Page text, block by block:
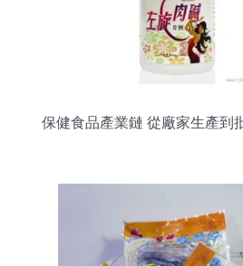
保健食品產業鏈 從廠家生產到